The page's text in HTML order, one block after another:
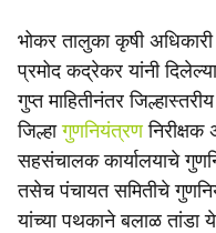
भोकर तालुका कृषी
प्रमोद कद्रेकर यांनी
गुप्त माहितीनंतर
जिल्हागुणनियंत्रण
सहसंचालक कार्यालयाचे
तसेच पंचायत समितीचे
यांच्या पथकाने बलाळ तांडा